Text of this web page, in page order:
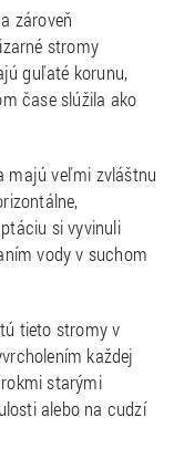
zároveň
stromy
guľaté korunu,
čase slúžila ako
majú veľmi zvláštnu
si vyvinuli
vody v suchom
tieto stromy v
každej
starými
alebo na cudzí